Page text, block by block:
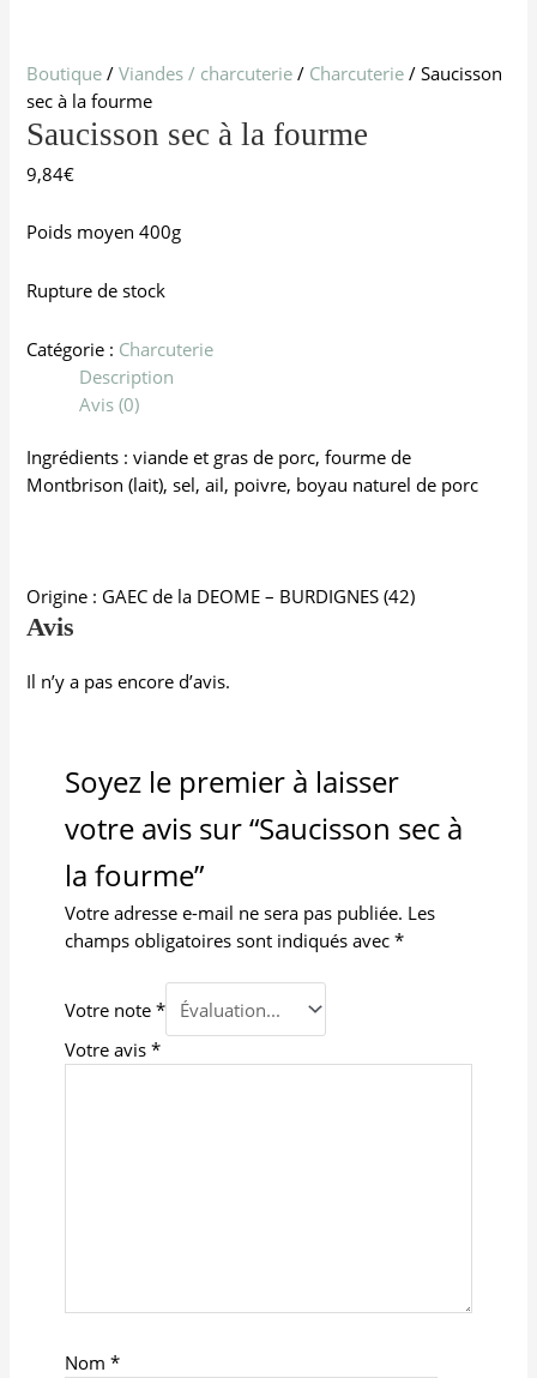
Boutique /Viandes / charcuterie / Charcuterie / Saucisson
sec à la fourme
Saucisson sec à la fourme
9,84€
Poids moyen 400g
Rupture de stock
Catégorie : Charcuterie
Description
Avis (0)
Ingrédients : viande et gras de porc, fourme de
Montbrison (lait), sel, ail, poivre, boyau naturel de porc
Origine : GAEC de la DEOME – BURDIGNES (42)
Avis
Il n’y a pas encore d’avis.
Soyez le premier à laisser
votre avis sur “Saucisson sec à
la fourme”
Votre adresse e-mail ne sera pas publiée. Les
champs obligatoires sont indiqués avec *
Votre note *
Votre avis *
Nom *